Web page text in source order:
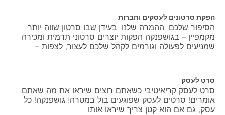
הפקת סרטונים לעסקים וחברות
הסיפור שלכם. ההמרה שלנו. בעידן שבו סרטון שווה יותר
מקמפיין – בגושפנקה הפקות יוצרים סרטוני תדמית ומכירה
שמניעים לפעולה וגורמים לקהל שלכם לעצור, לצפות –
סרט לעסק
סרט לעסק קריאיטיבי כשאתם רוצים שיראו את מה שאתם
אומרים! סרטים לעסק שפוגעים בול במטרה! גושפנקה! כל
עסק, גם אם הוא קטן צריך שיראו אותו.